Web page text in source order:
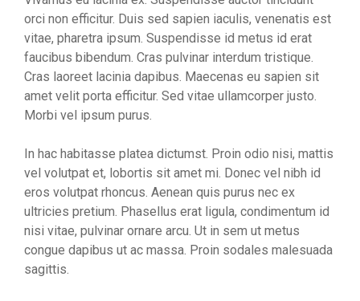
orci non efficitur. Duis sed sapien iaculis, venenatis est
vitae, pharetra ipsum. Suspendisse id metus id erat
faucibus bibendum. Cras pulvinar interdum tristique.
Cras laoreet lacinia dapibus. Maecenas eu sapien sit
amet velit porta efficitur. Sed vitae ullamcorper justo.
Morbi vel ipsum purus.
In hac habitasse platea dictumst. Proin odio nisi, mattis
vel volutpat et, lobortis sit amet mi. Donec vel nibh id
eros volutpat rhoncus. Aenean quis purus nec ex
ultricies pretium. Phasellus erat ligula, condimentum id
nisi vitae, pulvinar ornare arcu. Ut in sem ut metus
congue dapibus ut ac massa. Proin sodales malesuada
sagittis.